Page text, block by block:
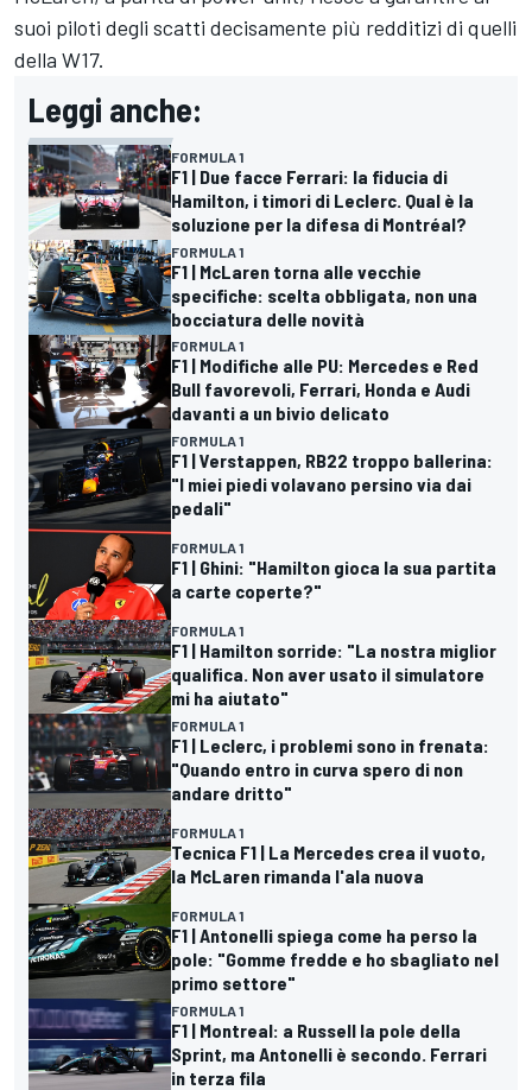
suoi piloti degli scatti decisamente più redditizi di quelli
della W17.
Leggi anche:
FORMULA 1
F1 | Due facce Ferrari: la fiducia di
Hamilton, i timori di Leclerc. Qual è la
soluzione per la difesa di Montréal?
FORMULA 1
F1 | McLaren torna alle vecchie
specifiche: scelta obbligata, non una
bocciatura delle novità
FORMULA 1
F1 | Modifiche alle PU: Mercedes e Red
Bull favorevoli, Ferrari, Honda e Audi
davanti a un bivio delicato
FORMULA 1
F1 | Verstappen, RB22 troppo ballerina:
"I miei piedi volavano persino via dai
pedali"
FORMULA 1
F1 | Ghini: "Hamilton gioca la sua partita
a carte coperte?"
FORMULA 1
F1 | Hamilton sorride: "La nostra miglior
qualifica. Non aver usato il simulatore
mi ha aiutato"
FORMULA 1
F1 | Leclerc, i problemi sono in frenata:
"Quando entro in curva spero di non
andare dritto"
FORMULA 1
Tecnica F1 | La Mercedes crea il vuoto,
la McLaren rimanda l'ala nuova
FORMULA 1
F1 | Antonelli spiega come ha perso la
pole: "Gomme fredde e ho sbagliato nel
primo settore"
FORMULA 1
F1 | Montreal: a Russell la pole della
Sprint, ma Antonelli è secondo. Ferrari
in terza fila